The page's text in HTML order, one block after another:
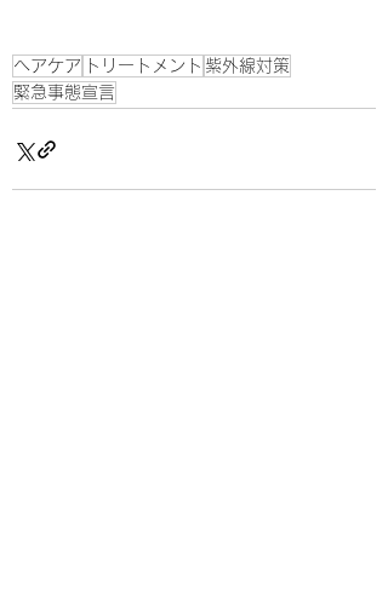
ヘアケア トリートメント 紫外線対策
緊急事態宣言